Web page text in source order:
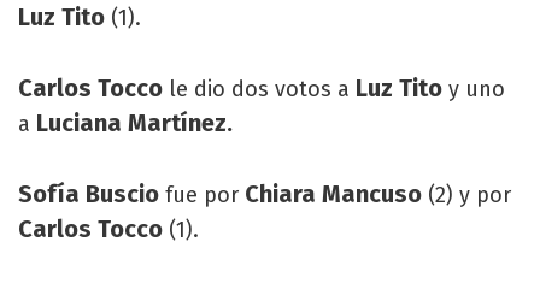
Luz Tito (1).
Carlos Tocco le dio dos votos a Luz Tito y uno
a Luciana Martínez.
Sofía Buscio fue por Chiara Mancuso (2) y por
Carlos Tocco (1).